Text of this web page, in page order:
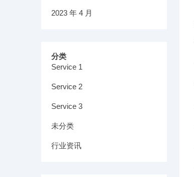
2023 年 4 月
分类
Service 1
Service 2
Service 3
未分类
行业资讯